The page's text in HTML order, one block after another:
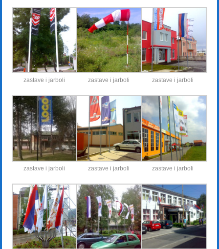
zastave i jarboli zastave i jarboli zastave i jarboli
zastave i jarboli zastave i jarboli zastave i jarboli